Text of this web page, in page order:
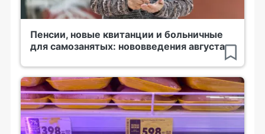
Пенсии, новые квитанции и больничные
для самозанятых: нововведения августа